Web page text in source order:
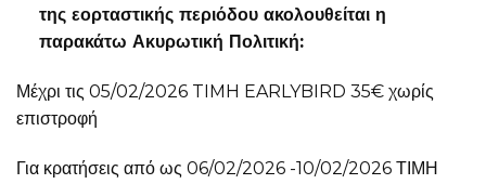
της εορταστικής περιόδου ακολουθείται η
παρακάτω Ακυρωτική Πολιτική:
Μέχρι τις 05/02/2026 TIMH EARLYBIRD 35€ χωρίς
επιστροφή
Για κρατήσεις από ως 06/02/2026 -10/02/2026 ΤΙΜΗ